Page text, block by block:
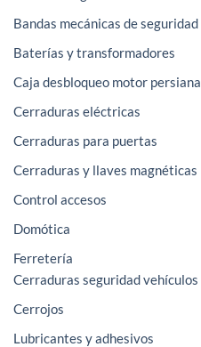
Bandas mecánicas de seguridad
Baterías y transformadores
Caja desbloqueo motor persiana
Cerraduras eléctricas
Cerraduras para puertas
Cerraduras y llaves magnéticas
Control accesos
Domótica
Ferretería
Cerraduras seguridad vehículos
Cerrojos
Lubricantes y adhesivos